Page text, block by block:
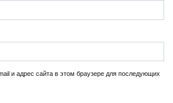
и адрес сайта в этом браузере для последующих